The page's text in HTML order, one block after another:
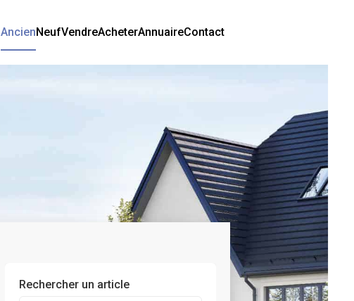
AncienNeufVendreAcheterAnnuaireContact
Rechercher un article